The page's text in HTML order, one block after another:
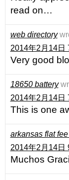
read on…
web directory
2014年2月14日
Very good
18650 battery
2014年2月14日
This is one
arkansas flat
2014年2月14日
Muchos